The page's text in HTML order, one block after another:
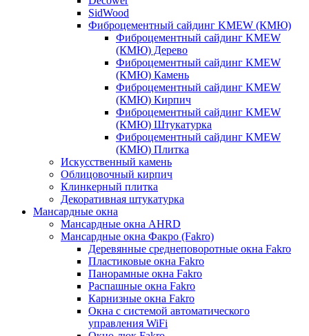
SidWood
Фиброцементный сайдинг KMEW (КМЮ)
Фиброцементный сайдинг KMEW
(КМЮ) Дерево
Фиброцементный сайдинг KMEW
(КМЮ) Камень
Фиброцементный сайдинг KMEW
(КМЮ) Кирпич
Фиброцементный сайдинг KMEW
(КМЮ) Штукатурка
Фиброцементный сайдинг KMEW
(КМЮ) Плитка
Искусственный камень
Облицовочный кирпич
Клинкерный плитка
Декоративная штукатурка
Мансардные окна
Мансардные окна AHRD
Мансардные окна Факро (Fakro)
Деревянные среднеповоротные окна Fakro
Пластиковые окна Fakro
Панорамные окна Fakro
Распашные окна Fakro
Карнизные окна Fakro
Окна с системой автоматического
управления WiFi